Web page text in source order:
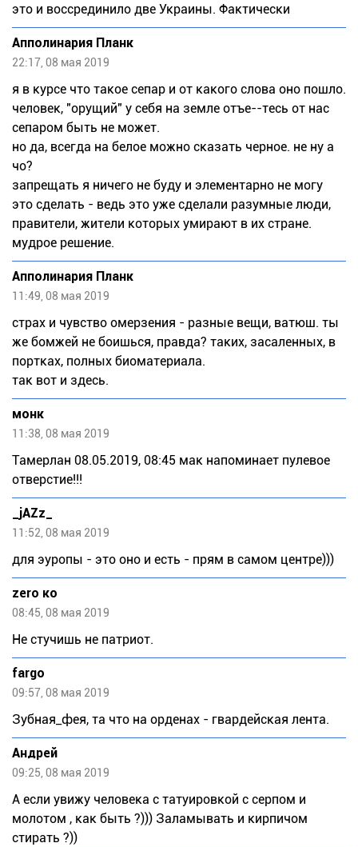
это и воссрединило две Украины. Фактически
Апполинария Планк
22:17, 08 мая 2019
я в курсе что такое сепар и от какого слова оно пошло.
человек, "орущий" у себя на земле отъе--тесь от нас
сепаром быть не может.
но да, всегда на белое можно сказать черное. не ну а
чо?
запрещать я ничего не буду и элементарно не могу
это сделать - ведь это уже сделали разумные люди,
правители, жители которых умирают в их стране.
мудрое решение.
Апполинария Планк
11:49, 08 мая 2019
страх и чувство омерзения - разные вещи, ватюш. ты
же бомжей не боишься, правда? таких, засаленных, в
портках, полных биоматериала.
так вот и здесь.
монк
11:38, 08 мая 2019
Тамeрлан 08.05.2019, 08:45 мак напоминает пулевое
отверстие!!!
_jAZz_
11:52, 08 мая 2019
для эуропы - это оно и есть - прям в самом центре)))
zero ко
08:45, 08 мая 2019
Не стучишь не патриот.
fargo
09:57, 08 мая 2019
Зубная_фея, та что на орденах - гвардейская лента.
Андрей
09:25, 08 мая 2019
А если увижу человека с татуировкой с серпом и
молотом , как быть ?))) Заламывать и кирпичом
стирать ?))